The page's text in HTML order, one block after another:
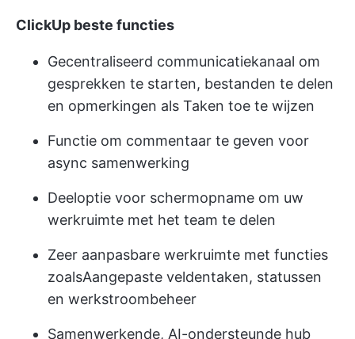
ClickUp beste functies
Gecentraliseerd communicatiekanaal om
gesprekken te starten, bestanden te delen
en opmerkingen als Taken toe te wijzen
Functie om commentaar te geven voor
async samenwerking
Deeloptie voor schermopname om uw
werkruimte met het team te delen
Zeer aanpasbare werkruimte met functies
zoalsAangepaste veldentaken, statussen
en werkstroombeheer
Samenwerkende, AI-ondersteunde hub